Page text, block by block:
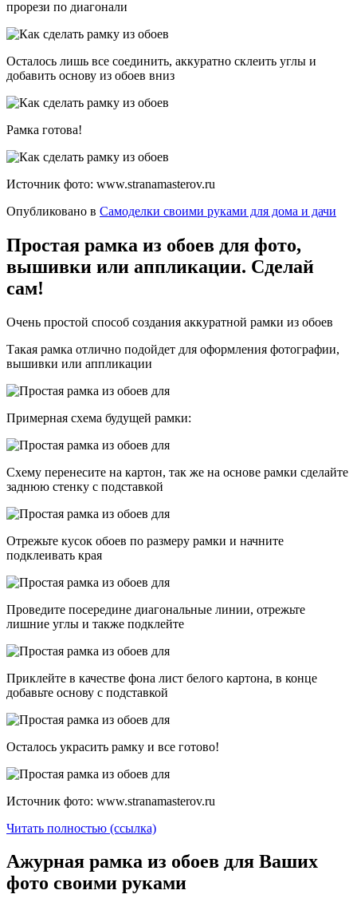
прорези по диагонали
Осталось лишь все соединить, аккуратно склеить углы и
добавить основу из обоев вниз
Рамка готова!
Источник фото: www.stranamasterov.ru
Опубликовано в Самоделки своими руками для дома и дачи
Простая рамка из обоев для фото,
вышивки или аппликации. Сделай
сам!
Очень простой способ создания аккуратной рамки из обоев
Такая рамка отлично подойдет для оформления фотографии,
вышивки или аппликации
Примерная схема будущей рамки:
Схему перенесите на картон, так же на основе рамки сделайте
заднюю стенку с подставкой
Отрежьте кусок обоев по размеру рамки и начните
подклеивать края
Проведите посередине диагональные линии, отрежьте
лишние углы и также подклейте
Приклейте в качестве фона лист белого картона, в конце
добавьте основу с подставкой
Осталось украсить рамку и все готово!
Источник фото: www.stranamasterov.ru
Читать полностью (ссылка)
Ажурная рамка из обоев для Ваших
фото своими руками